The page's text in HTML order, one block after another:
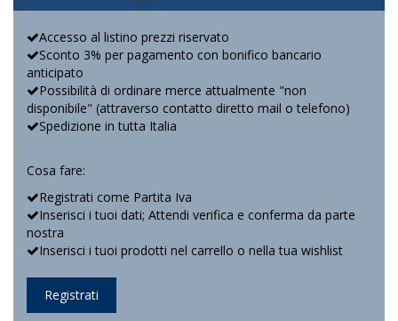
Accesso al listino prezzi riservato
Sconto 3% per pagamento con bonifico bancario
anticipato
Possibilità di ordinare merce attualmente "non
disponibile" (attraverso contatto diretto mail o telefono)
Spedizione in tutta Italia
Cosa fare:
Registrati come Partita Iva
Inserisci i tuoi dati; Attendi verifica e conferma da parte
nostra
Inserisci i tuoi prodotti nel carrello o nella tua wishlist
Registrati